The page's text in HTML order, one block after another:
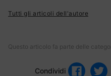
Tutti gli articoli dell'autore
Questo articolo fa parte delle
Condividi